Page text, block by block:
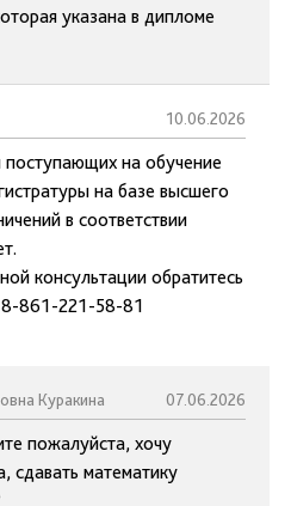
указана в дипломе
10.06.2026
поступающих на обучение
на базе высшего
в соответствии
консультации обратитесь
861-221-58-81
Куракина 07.06.2026
пожалуйста, хочу
сдавать математику